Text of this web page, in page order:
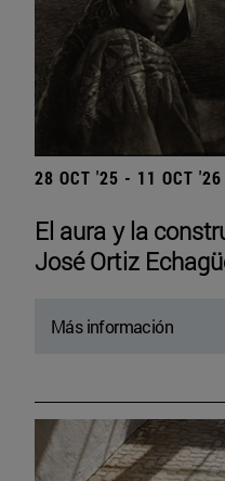
28 OCT '25 - 11 OCT '26
El aura y la
José Ortiz
Más información